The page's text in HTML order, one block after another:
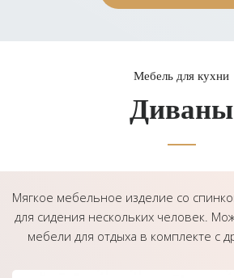
Мебель для кухни
Диваны
Мягкое мебельное изделие со
для сидения нескольких человек.
мебели для отдыха в комплекте с